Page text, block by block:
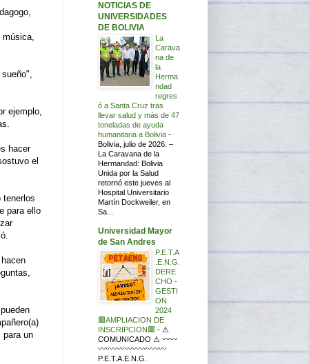
música,
ejemplo,
hacer
el
tenerlos
para ello
para un
NOTICIAS DE
UNIVERSIDADES
DE BOLIVIA
La
Carava
na de
la
Herma
ndad
regres
ó a Santa Cruz tras
llevar salud y más de 47
toneladas de ayuda
humanitaria a Bolivia -
Bolivia, julio de 2026. –
La Caravana de la
Hermandad: Bolivia
Unida por la Salud
retornó este jueves al
Hospital Universitario
Martín Dockweiler, en
Sa...
Universidad Mayor
de San Andres
P.E.T.A
.E.N.G.
DERE
CHO -
GESTI
ON
2024
🟥AMPLIACION DE
INSCRIPCION🟥 - ⚠
COMUNICADO ⚠ 〰〰
〰〰〰〰〰〰〰〰〰
P.E.T.A.E.N.G.